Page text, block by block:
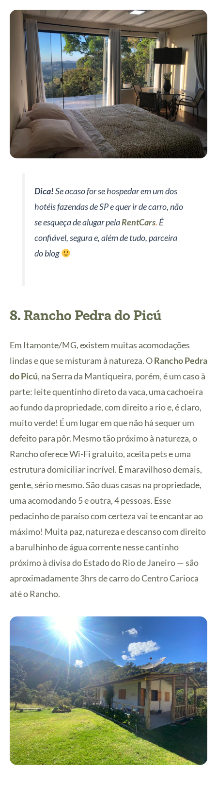
Dica!Se acaso for se hospedar em um dos
hotéis fazendas de SP e quer ir de carro, não
se esqueça de alugar pelaRentCars. É
confiável, segura e, além de tudo, parceira
do blog
8. Rancho Pedra do Picú
Em Itamonte/MG, existem muitas acomodações
lindas e que se misturam à natureza. ORancho Pedra
do Picú, na Serra da Mantiqueira, porém, é um caso à
parte: leite quentinho direto da vaca, uma cachoeira
ao fundo da propriedade, com direito a rio e, é claro,
muito verde! É um lugar em que não há sequer um
defeito para pôr. Mesmo tão próximo à natureza, o
Rancho oferece Wi-Fi gratuito, aceita pets e uma
estrutura domiciliar incrível. É maravilhoso demais,
gente, sério mesmo. São duas casas na propriedade,
uma acomodando 5 e outra, 4 pessoas. Esse
pedacinho de paraíso com certeza vai te encantar ao
máximo! Muita paz, natureza e descanso com direito
a barulhinho de água corrente nesse cantinho
próximo à divisa do Estado do Rio de Janeiro — são
aproximadamente 3hrs de carro do Centro Carioca
até o Rancho.